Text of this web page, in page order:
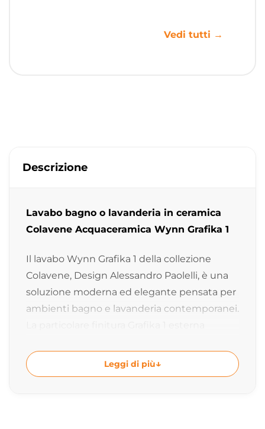
Vedi tutti →
Descrizione
Lavabo bagno o lavanderia in ceramica
Colavene Acquaceramica Wynn Grafika 1
Il lavabo Wynn Grafika 1 della collezione
Colavene, Design Alessandro Paolelli, è una
soluzione moderna ed elegante pensata per
ambienti bagno e lavanderia contemporanei.
carattere e personalità all’ambiente con uno
stile raffinato e distintivo.
Leggi di più